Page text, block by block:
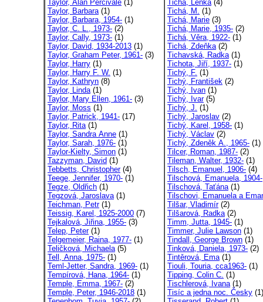
Taylor, Alan Percivale (1)
Taylor, Barbara(1)
Taylor, Barbara, 1954- (1)
Taylor, C. L., 1973- (2)
Taylor, Cally, 1973- (1)
Taylor, David, 1934-2013 (1)
Taylor, Graham Peter, 1961- (3)
Taylor, Harry (1)
Taylor, Harry F. W. (1)
Taylor, Kathryn (8)
Taylor, Linda(1)
Taylor, Mary Ellen, 1961- (3)
Taylor, Moss (1)
Taylor, Patrick, 1941- (17)
Taylor, Rita(1)
Taylor, Sandra Anne (1)
Taylor, Sarah, 1976- (1)
Taylor-Kielty, Simon (1)
Tazzyman, David (1)
Tebbetts, Christopher(4)
Teege, Jennifer, 1970- (1)
Tegze, Oldřich (1)
Tegzová, Jaroslava(1)
Teichman, Petr(1)
Teissig, Karel, 1925-2000 (7)
Tejkalová, Jiřina, 1955- (3)
Telep, Peter(1)
Telgemeier, Raina, 1977- (1)
Teličková, Michaela(5)
Tell, Anna, 1975- (1)
Teml-Jetter, Sandra, 1969- (1)
Tempírová, Hana, 1964- (1)
Temple, Emma, 1967- (2)
Temple, Peter, 1946-2018 (1)
Tichá, Lenka(4)
Tichá, M. (1)
Tichá, Marie (3)
Tichá, Marie, 1935- (2)
Tichá, Věra, 1922- (1)
Tichá, Zdeňka(2)
Tichavská, Radka(1)
Tichota, Jiří, 1937- (1)
Tichý, F. (1)
Tichý, František (2)
Tichý, Ivan (1)
Tichý, Ivar(5)
Tichý, J. (1)
Tichý, Jaroslav (2)
Tichý, Karel, 1958- (1)
Tichý, Václav (2)
Tichý, Zdeněk A., 1965- (1)
Tilcer, Roman, 1987- (2)
Tileman, Walter, 1932- (1)
Tilsch, Emanuel, 1906- (4)
Tilschová, Emanuela, 1904-
Tilschová, Taťána(1)
Tilschovi, Emanuela a
Tilšar, Vladimír(2)
Tilšarová, Radka(2)
Timm, Jutta, 1945- (1)
Timmer, Julie Lawson (1)
Tindall, George Brown (1)
Tinková, Daniela, 1973- (2)
Tintěrová, Ema(1)
Tiouli, Touria, cca1963- (1)
Tipping, Colin C. (1)
Tischlerová, Ivana(1)
Tisíc a jedna noc. Česky (1)